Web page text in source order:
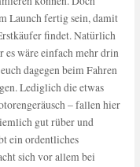
Launch fertig sein, damit
findet. Natürlich
es wäre einfach mehr drin
dagegen beim Fahren
Lediglich die etwas
– fallen hier
gut rüber und
ein ordentliches
sich vor allem bei